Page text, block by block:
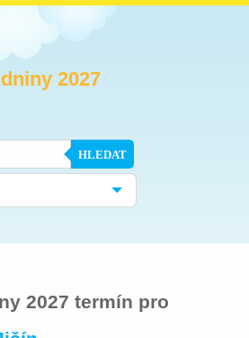
2027
HLEDAT
2027 termín pro